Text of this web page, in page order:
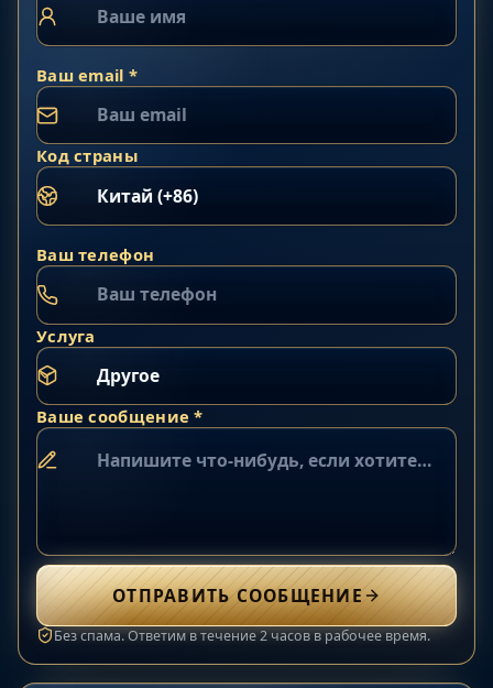
Ваш email *
Код страны
Ваш телефон
Услуга
Ваше сообщение *
ОТПРАВИТЬ СООБЩЕНИЕ
Без спама. Ответим в течение 2 часов в рабочее время.